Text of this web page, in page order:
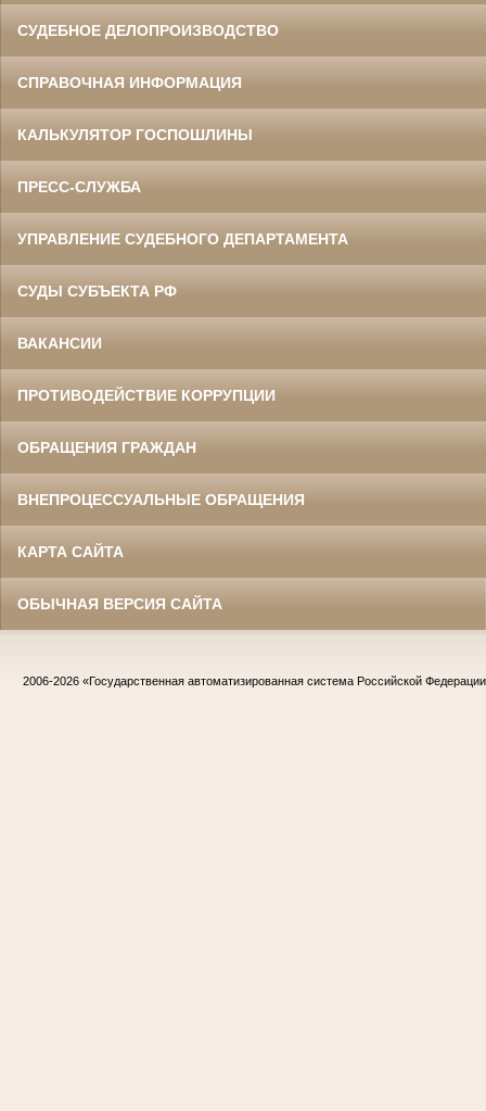
СУДЕБНОЕ ДЕЛОПРОИЗВОДСТВО
СПРАВОЧНАЯ ИНФОРМАЦИЯ
КАЛЬКУЛЯТОР ГОСПОШЛИНЫ
ПРЕСС-СЛУЖБА
УПРАВЛЕНИЕ СУДЕБНОГО ДЕПАРТАМЕНТА
СУДЫ СУБЪЕКТА РФ
ВАКАНСИИ
ПРОТИВОДЕЙСТВИЕ КОРРУПЦИИ
ОБРАЩЕНИЯ ГРАЖДАН
ВНЕПРОЦЕССУАЛЬНЫЕ ОБРАЩЕНИЯ
КАРТА САЙТА
ОБЫЧНАЯ ВЕРСИЯ САЙТА
2006-2026 «Государственная автоматизированная система Российской